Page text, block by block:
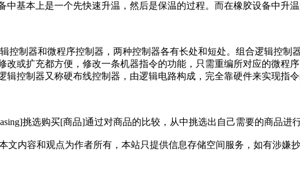
基本上是一个先快速升温，然后是保温的过程。而在橡胶设备中升
控制器和微程序控制器，两种控制器各有长处和短处。组合逻辑控
改或扩充都方便，修改一条机器指令的功能，只需重编所对应的微程
控制器又称硬布线控制器，由逻辑电路构成，完全靠硬件来实现指令
挑选购买[商品]通过对商品的比较，从中挑选出自己需要的商品进
文内容和观点为作者所有，本站只提供信息存储空间服务，如有涉嫌